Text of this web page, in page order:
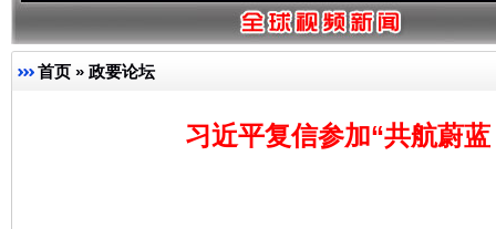
首页 » 政要论坛
习近平复信参加“共航蔚